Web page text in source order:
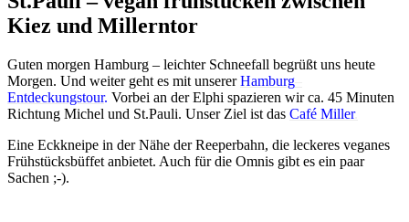
Kiez und Millerntor
Guten morgen Hamburg – leichter Schneefall begrüßt uns heute
Morgen. Und weiter geht es mit unsererHamburg
Entdeckungstour. Vorbei an der Elphi spazieren wir ca. 45 Minuten
Richtung Michel und St.Pauli. Unser Ziel ist das Café Miller.
Eine Eckkneipe in der Nähe der Reeperbahn, die leckeres veganes
Frühstücksbüffet anbietet. Auch für die Omnis gibt es ein paar
Sachen ;-).